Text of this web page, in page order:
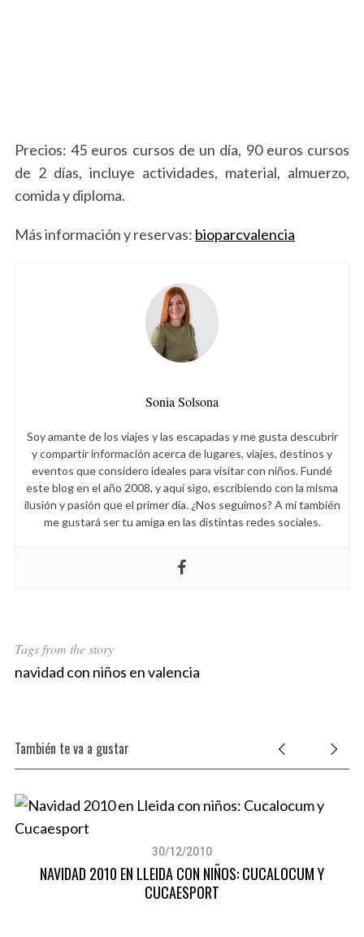
Precios: 45 euros cursos de un día, 90 euros cursos
de 2 días, incluye actividades, material, almuerzo,
comida y diploma.
Más información y reservas: bioparcvalencia
Sonia Solsona
Soy amante de los viajes y las escapadas y me gusta descubrir
y compartir información acerca de lugares, viajes, destinos y
eventos que considero ideales para visitar con niños. Fundé
este blog en el año 2008, y aquí sigo, escribiendo con la misma
ilusión y pasión que el primer día. ¿Nos seguimos? A mí también
me gustará ser tu amiga en las distintas redes sociales.
Tags from the story
navidad con niños en valencia
También te va a gustar
30/12/2010
NAVIDAD 2010 EN LLEIDA CON NIÑOS: CUCALOCUM Y
CUCAESPORT
h
f
r